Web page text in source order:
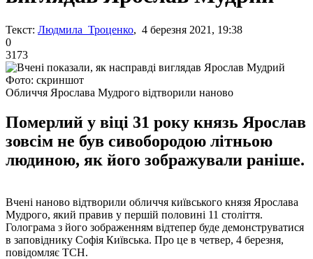
Текст: Людмила Троценко, 4 березня 2021, 19:38
0
3173
Фото: скриншот
Обличчя Ярослава Мудрого відтворили наново
Померлий у віці 31 року князь Ярослав
зовсім не був сивобородою літньою
людиною, як його зображували раніше.
Вчені наново відтворили обличчя київського князя Ярослава
Мудрого, який правив у першій половині 11 століття.
Голограма з його зображенням відтепер буде демонструватися
в заповіднику Софія Київська. Про це в четвер, 4 березня,
повідомляє ТСН.